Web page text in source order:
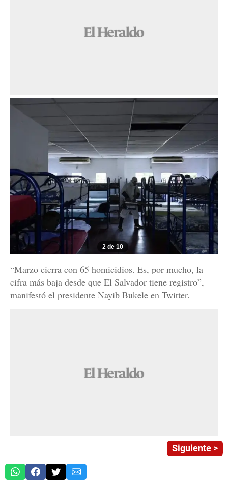
2 de 10
“Marzo cierra con 65 homicidios. Es, por mucho, la
cifra más baja desde que El Salvador tiene registro”,
manifestó el presidente Nayib Bukele en Twitter.
Siguiente >